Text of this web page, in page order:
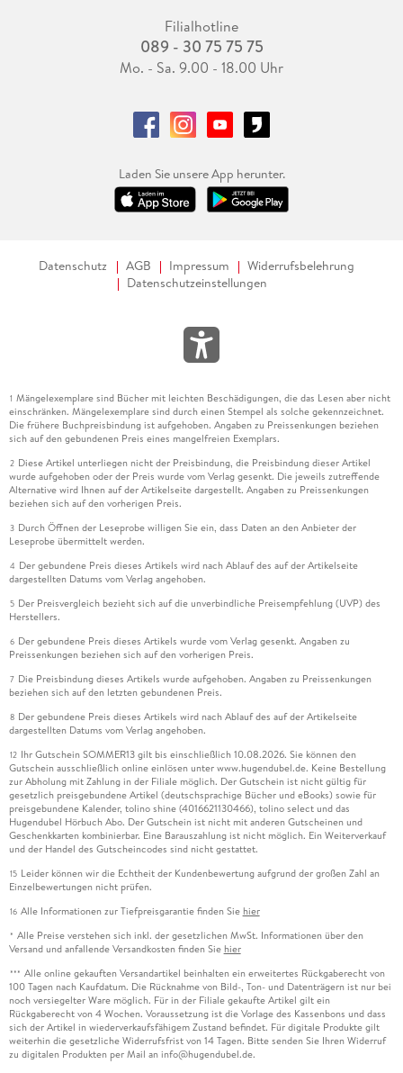
Filialhotline
089 - 30 75 75 75
Mo. - Sa. 9.00 - 18.00 Uhr
Laden Sie unsere App herunter.
Datenschutz AGB Impressum
Widerrufsbelehrung
Datenschutzeinstellungen
1 Mängelexemplare sind Bücher mit leichten Beschädigungen, die das Lesen aber nicht
einschränken. Mängelexemplare sind durch einen Stempel als solche gekennzeichnet.
Die frühere Buchpreisbindung ist aufgehoben. Angaben zu Preissenkungen beziehen
sich auf den gebundenen Preis eines mangelfreien Exemplars.
2 Diese Artikel unterliegen nicht der Preisbindung, die Preisbindung dieser Artikel
wurde aufgehoben oder der Preis wurde vom Verlag gesenkt. Die jeweils zutreffende
Alternative wird Ihnen auf der Artikelseite dargestellt. Angaben zu Preissenkungen
beziehen sich auf den vorherigen Preis.
3 Durch Öffnen der Leseprobe willigen Sie ein, dass Daten an den Anbieter der
Leseprobe übermittelt werden.
4 Der gebundene Preis dieses Artikels wird nach Ablauf des auf der Artikelseite
dargestellten Datums vom Verlag angehoben.
5 Der Preisvergleich bezieht sich auf die unverbindliche Preisempfehlung (UVP) des
Herstellers.
6 Der gebundene Preis dieses Artikels wurde vom Verlag gesenkt. Angaben zu
Preissenkungen beziehen sich auf den vorherigen Preis.
7 Die Preisbindung dieses Artikels wurde aufgehoben. Angaben zu Preissenkungen
beziehen sich auf den letzten gebundenen Preis.
8 Der gebundene Preis dieses Artikels wird nach Ablauf des auf der Artikelseite
dargestellten Datums vom Verlag angehoben.
12 Ihr Gutschein SOMMER13 gilt bis einschließlich 10.08.2026. Sie können den
Gutschein ausschließlich online einlösen unter www.hugendubel.de. Keine Bestellung
zur Abholung mit Zahlung in der Filiale möglich. Der Gutschein ist nicht gültig für
gesetzlich preisgebundene Artikel (deutschsprachige Bücher und eBooks) sowie für
preisgebundene Kalender, tolino shine (4016621130466), tolino select und das
Hugendubel Hörbuch Abo. Der Gutschein ist nicht mit anderen Gutscheinen und
Geschenkkarten kombinierbar. Eine Barauszahlung ist nicht möglich. Ein Weiterverkauf
und der Handel des Gutscheincodes sind nicht gestattet.
15 Leider können wir die Echtheit der Kundenbewertung aufgrund der großen Zahl an
Einzelbewertungen nicht prüfen.
16 Alle Informationen zur Tiefpreisgarantie finden Sie hier
* Alle Preise verstehen sich inkl. der gesetzlichen MwSt. Informationen über den
Versand und anfallende Versandkosten finden Sie hier
*** Alle online gekauften Versandartikel beinhalten ein erweitertes Rückgaberecht von
100 Tagen nach Kaufdatum. Die Rücknahme von Bild-, Ton- und Datenträgern ist nur bei
noch versiegelter Ware möglich. Für in der Filiale gekaufte Artikel gilt ein
Rückgaberecht von 4 Wochen. Voraussetzung ist die Vorlage des Kassenbons und dass
sich der Artikel in wiederverkaufsfähigem Zustand befindet. Für digitale Produkte gilt
weiterhin die gesetzliche Widerrufsfrist von 14 Tagen. Bitte senden Sie Ihren Widerruf
zu digitalen Produkten per Mail an info@hugendubel.de.